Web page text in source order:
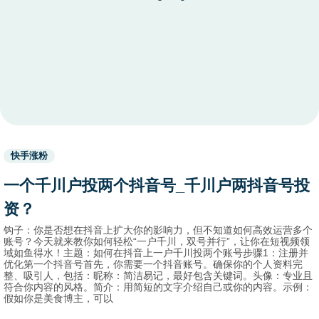
Used
before
names.
快手涨粉
一个千川户投两个抖音号_千川户两抖音号投
资？
钩子：你是否想在抖音上扩大你的影响力，但不知道如何高效运营多个
账号？今天就来教你如何轻松“一户千川，双号并行”，让你在短视频领
域如鱼得水！主题：如何在抖音上一户千川投两个账号步骤1：注册并
优化第一个抖音号首先，你需要一个抖音账号。确保你的个人资料完
整、吸引人，包括：昵称：简洁易记，最好包含关键词。头像：专业且
符合你内容的风格。简介：用简短的文字介绍自己或你的内容。示例：
假如你是美食博主，可以